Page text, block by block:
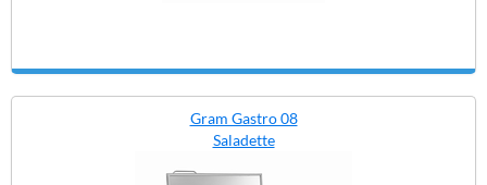
Gram Gastro 08
Saladette